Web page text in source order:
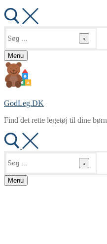
efter:
Menu
GodLeg.DK
Find det rette legetøj til dine børn
efter:
Menu